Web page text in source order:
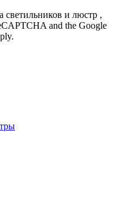
светильников и люстр ,
and the Google